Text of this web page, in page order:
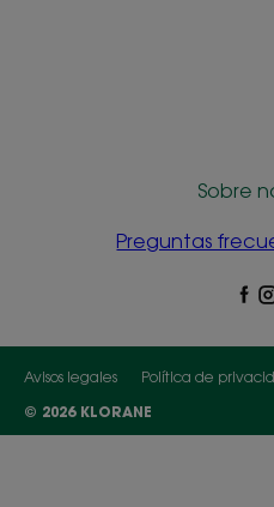
Sobre
Preguntas
Avisos legales Política de
© 2026 KLORANE